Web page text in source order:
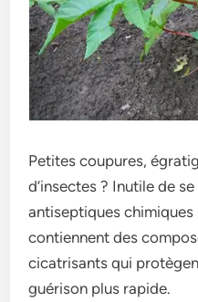
Petites coupures,
d’insectes ? Inutile de
antiseptiques
contiennent des
cicatrisants qui
guérison plus rapide.